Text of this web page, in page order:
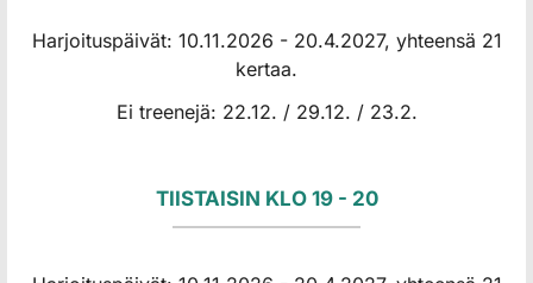
Harjoituspäivät: 10.11.2026 - 20.4.2027, yhteensä 21
kertaa.
Ei treenejä: 22.12. / 29.12. / 23.2.
TIISTAISIN KLO 19 - 20